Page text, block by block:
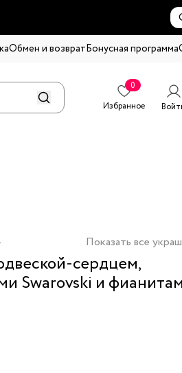
Обмен и возвратБонусная программа
0
Избранное
Показать все
сердцем,
Swarovski и